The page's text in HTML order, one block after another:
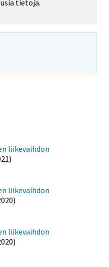
tietoja.
liikevaihdon
liikevaihdon
liikevaihdon